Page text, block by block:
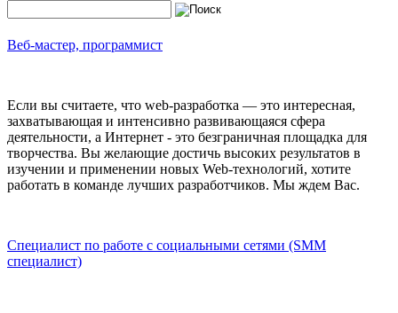
Веб-мастер, программист
Если вы считаете, что web-разработка — это интересная,
захватывающая и интенсивно развивающаяся сфера
деятельности, а Интернет - это безграничная площадка для
творчества. Вы желающие достичь высоких результатов в
изучении и применении новых Web-технологий, хотите
работать в команде лучших разработчиков. Мы ждем Вас.
Специалист по работе с социальными сетями (SMM
специалист)